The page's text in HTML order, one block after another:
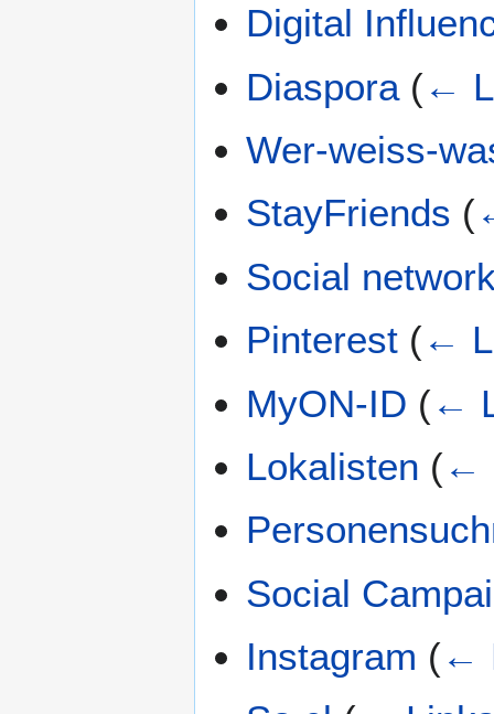
Digital
Diaspora (←
Wer-weiss-
StayFriends (
Social
Pinterest (←
MyON-ID (←
Lokalisten (←
Social
Instagram (←